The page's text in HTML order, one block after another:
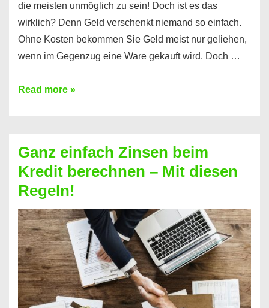
die meisten unmöglich zu sein! Doch ist es das
wirklich? Denn Geld verschenkt niemand so einfach.
Ohne Kosten bekommen Sie Geld meist nur geliehen,
wenn im Gegenzug eine Ware gekauft wird. Doch …
Einen
bekommen?
So
ist
es
möglich!
Read more »
Ganz einfach Zinsen beim
Kredit berechnen – Mit diesen
Regeln!